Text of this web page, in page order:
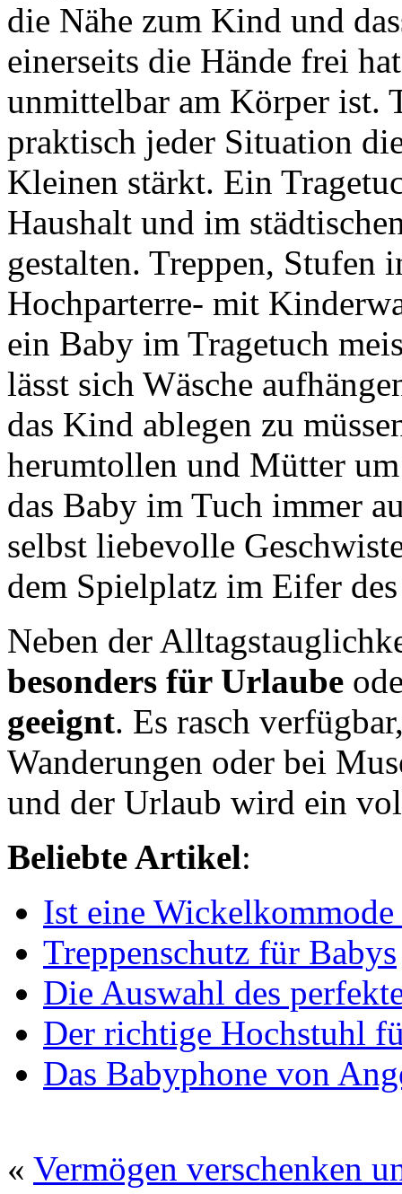
die Nähe zum Kind und
einerseits die Hände frei
unmittelbar am Körper ist.
praktisch jeder Situation
Kleinen stärkt. Ein
Haushalt und im
gestalten. Treppen, Stufen
Hochparterre- mit
ein Baby im Tragetuch
lässt sich Wäsche
das Kind ablegen zu
herumtollen und Mütter
das Baby im Tuch immer
selbst liebevolle
dem Spielplatz im Eifer
Neben der
besonders für Urlaube
geeignt. Es rasch
Wanderungen oder bei
und der Urlaub wird ein
Beliebte Artikel:
Ist eine
Treppenschutz für Babys
Die Auswahl des
Der richtige Hochstuhl
Das Babyphone von
« Vermögen verschenken